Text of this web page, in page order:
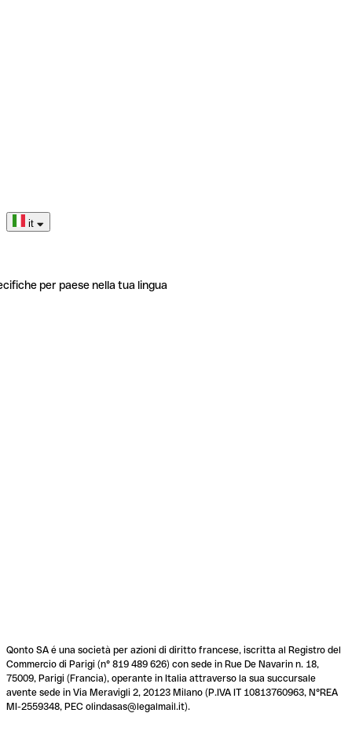
it
per paese nella tua lingua
Qonto SA é una società per azioni di diritto francese, iscritta al Registro del
Commercio di Parigi (n° 819 489 626) con sede in Rue De Navarin n. 18,
75009, Parigi (Francia), operante in Italia attraverso la sua succursale
avente sede in Via Meravigli 2, 20123 Milano (P.IVA IT 10813760963, N°REA
MI-2559348, PEC olindasas@legalmail.it).